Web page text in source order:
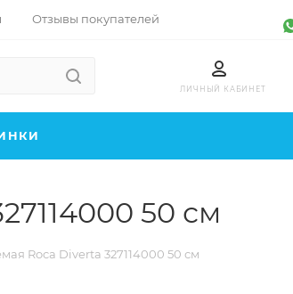
Отзывы покупателей
ЛИЧНЫЙ КАБИНЕТ
50 см
Roca Diverta 327114000 50 см